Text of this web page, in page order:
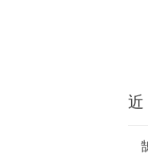
近